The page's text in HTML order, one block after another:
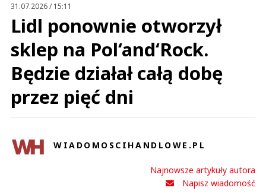
31.07.2026 / 15:11
Lidl ponownie otworzył
sklep na Pol‘and‘Rock.
Będzie działał całą dobę
przez pięć dni
WIADOMOSCIHANDLOWE.PL
Najnowsze artykuły autora
Napisz wiadomość